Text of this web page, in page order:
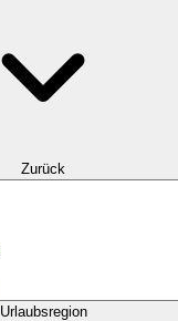
Zurück
Urlaubsregion